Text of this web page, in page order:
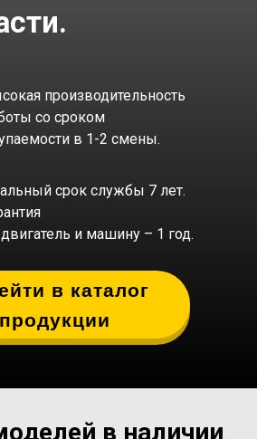
производительность
со сроком
в 1-2 смены.
срок службы 7 лет.
и машину – 1 год.
в каталог
продукции
в наличии